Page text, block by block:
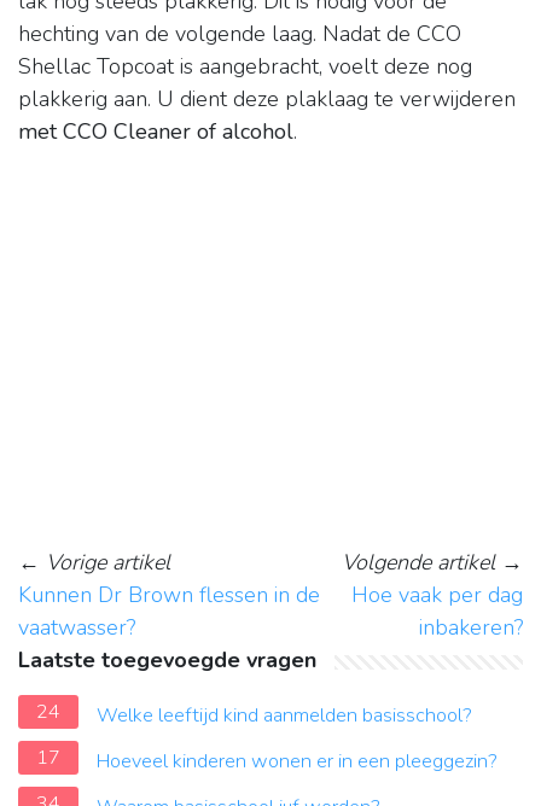
hechting van de volgende laag. Nadat de CCO
Shellac Topcoat is aangebracht, voelt deze nog
plakkerig aan. U dient deze plaklaag te verwijderen
met CCO Cleaner of alcohol.
← Vorige artikel
Kunnen Dr Brown flessen in de
vaatwasser?
Volgende artikel→
Hoe vaak per dag
inbakeren?
Laatste toegevoegde vragen
24
Welke leeftijd kind aanmelden basisschool?
17
Hoeveel kinderen wonen er in een pleeggezin?